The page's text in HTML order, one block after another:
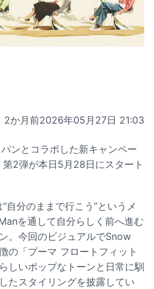
2か月前2026年05月27日 21:03
ンとコラボした新キャンペー
第2弾が本日5月28日にスタート
“自分のままで行こう”というメ
を通して自分らしく前へ進む
。今回のビジュアルでSnow
の「プーマ フロートフィット
しいポップなトーンと日常に馴
たスタイリングを披露してい